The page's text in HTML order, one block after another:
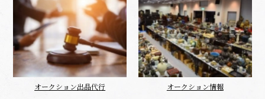
オークション出品代行 オークション情報